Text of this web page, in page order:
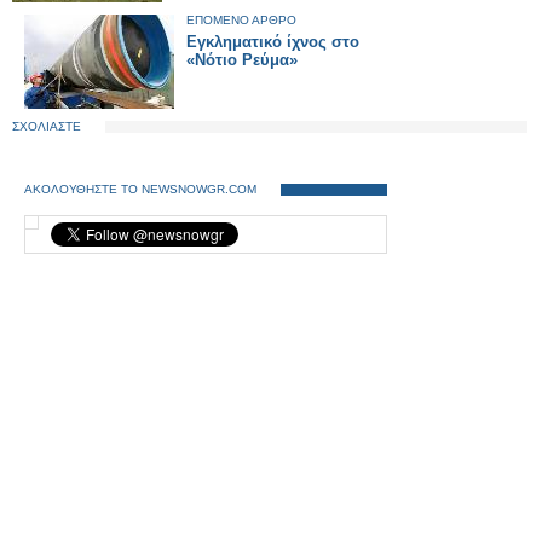
ΕΠΟΜΕΝΟ ΑΡΘΡΟ
Εγκληματικό ίχνος στο
«Νότιο Ρεύμα»
ΣΧΟΛΙΑΣΤΕ
ΑΚΟΛΟΥΘΗΣΤΕ ΤΟ NEWSNOWGR.COM